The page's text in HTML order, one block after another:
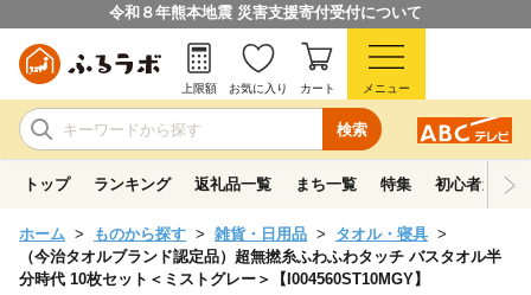
令和８年熊本地震 災害支援寄付受付について
検索
上限額 お気に入り カート メニュー
トップ ランキング 返礼品一覧 まち一覧 特集 初心者ガイド
ホーム ものから探す 雑貨・日用品
タオル・寝具
（今治タオルブランド認定品）超無撚糸ふわふわタッチ バスタオル半
分時代 10枚セット＜ミストグレー＞【I004560ST10MGY】